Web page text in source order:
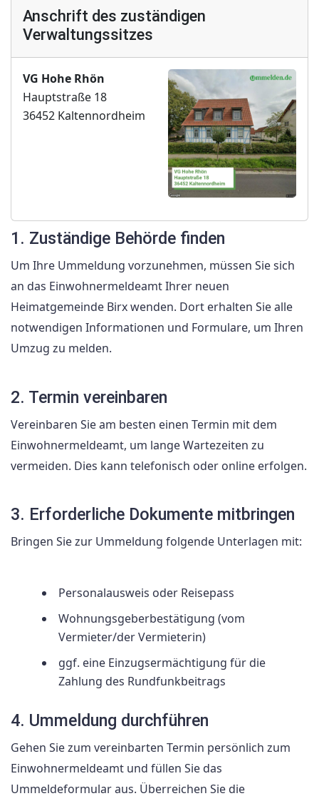
Anschrift des zuständigen
Verwaltungssitzes
VG Hohe Rhön
Hauptstraße 18
36452 Kaltennordheim
1. Zuständige Behörde finden
Um Ihre Ummeldung vorzunehmen, müssen Sie sich
an das Einwohnermeldeamt Ihrer neuen
Heimatgemeinde Birx wenden. Dort erhalten Sie alle
notwendigen Informationen und Formulare, um Ihren
Umzug zu melden.
2. Termin vereinbaren
Vereinbaren Sie am besten einen Termin mit dem
Einwohnermeldeamt, um lange Wartezeiten zu
vermeiden. Dies kann telefonisch oder online erfolgen.
3. Erforderliche Dokumente mitbringen
Bringen Sie zur Ummeldung folgende Unterlagen mit:
Personalausweis oder Reisepass
Wohnungsgeberbestätigung (vom
Vermieter/der Vermieterin)
ggf. eine Einzugsermächtigung für die
Zahlung des Rundfunkbeitrags
4. Ummeldung durchführen
Gehen Sie zum vereinbarten Termin persönlich zum
Einwohnermeldeamt und füllen Sie das
Ummeldeformular aus. Überreichen Sie die